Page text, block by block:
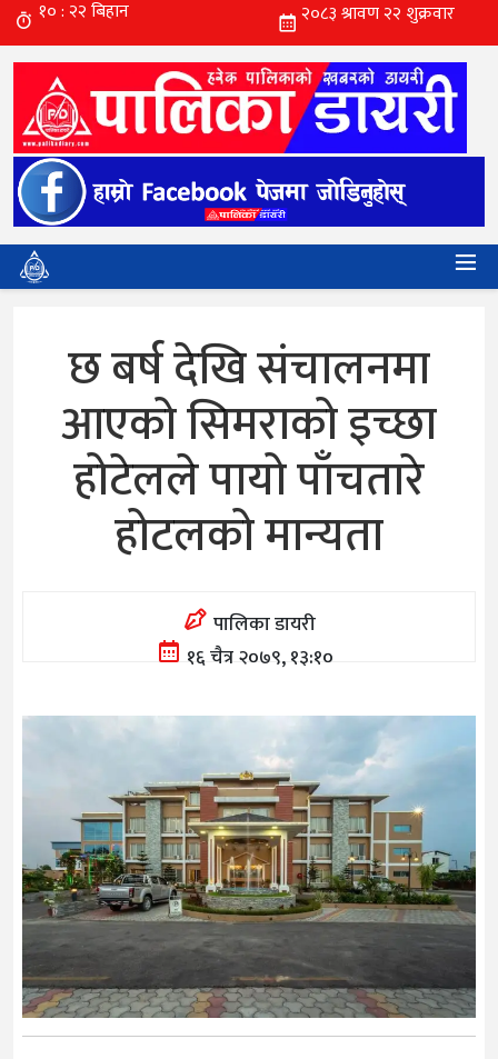
छ बर्ष देखि संचालनमा
आएको सिमराको इच्छा
होटेलले पायो पाँचतारे
होटलको मान्यता
पालिका डायरी
१६ चैत्र २०७९, १३:१०